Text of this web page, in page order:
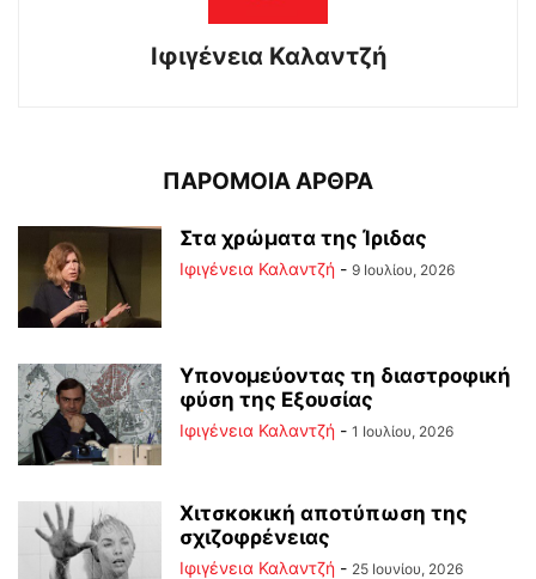
Ιφιγένεια Καλαντζή
ΠΑΡΟΜΟΙΑ ΑΡΘΡΑ
Στα χρώματα της Ίριδας
Ιφιγένεια Καλαντζή - 9 Ιουλίου, 2026
Υπονομεύοντας τη διαστροφική
φύση της Εξουσίας
Ιφιγένεια Καλαντζή - 1 Ιουλίου, 2026
Χιτσκοκική αποτύπωση της
σχιζοφρένειας
Ιφιγένεια Καλαντζή - 25 Ιουνίου, 2026